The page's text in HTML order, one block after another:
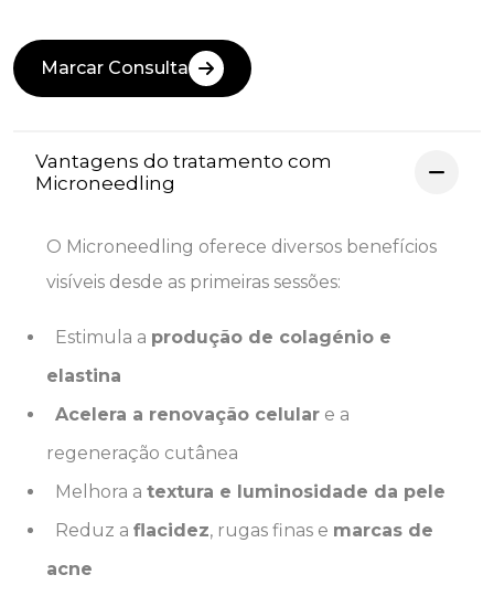
Marcar Consulta
Vantagens do tratamento com
Microneedling
O Microneedling oferece diversos benefícios
visíveis desde as primeiras sessões:
Estimula a produção de colagénio e
elastina
Acelera a renovação celular e a
regeneração cutânea
Melhora a textura e luminosidade da pele
Reduz a flacidez, rugas finas e marcas de
acne